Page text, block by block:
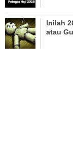
Inilah
atau